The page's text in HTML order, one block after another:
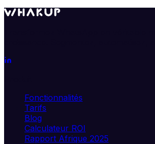
Fonctionnalités
Tarifs
Blog
Calculateur ROI
Rapport Afrique 2025